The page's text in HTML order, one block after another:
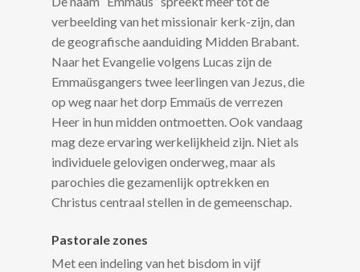
verbeelding van het missionair kerk-zijn, dan
de geografische aanduiding Midden Brabant.
Naar het Evangelie volgens Lucas zijn de
Emmaüsgangers twee leerlingen van Jezus, die
op weg naar het dorp Emmaüs de verrezen
Heer in hun midden ontmoetten. Ook vandaag
mag deze ervaring werkelijkheid zijn. Niet als
individuele gelovigen onderweg, maar als
parochies die gezamenlijk optrekken en
Christus centraal stellen in de gemeenschap.
Pastorale zones
Met een indeling van het bisdom in vijf